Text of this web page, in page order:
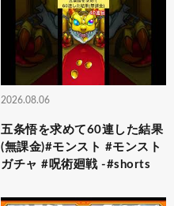
2026.08.06
五条悟を求めて60連した結果
(無課金)#モンスト #モンスト
ガチャ #呪術廻戦 -#shorts